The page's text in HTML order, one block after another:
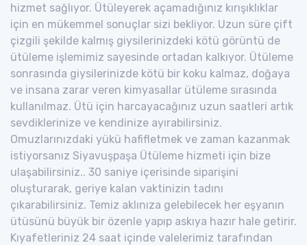
hizmet sağlıyor. Ütüleyerek açamadığınız kırışıklıklar
için en mükemmel sonuçlar sizi bekliyor. Uzun süre çift
çizgili şekilde kalmış giysilerinizdeki kötü görüntü de
ütüleme işlemimiz sayesinde ortadan kalkıyor. Ütüleme
sonrasında giysilerinizde kötü bir koku kalmaz, doğaya
ve insana zarar veren kimyasallar ütüleme sırasında
kullanılmaz. Ütü için harcayacağınız uzun saatleri artık
sevdiklerinize ve kendinize ayırabilirsiniz.
Omuzlarınızdaki yükü hafifletmek ve zaman kazanmak
istiyorsanız Siyavuşpaşa Ütüleme hizmeti için bize
ulaşabilirsiniz.. 30 saniye içerisinde siparişini
oluşturarak, geriye kalan vaktinizin tadını
çıkarabilirsiniz. Temiz aklınıza gelebilecek her eşyanın
ütüsünü büyük bir özenle yapıp askıya hazır hale getirir.
Kıyafetleriniz 24 saat içinde valelerimiz tarafından